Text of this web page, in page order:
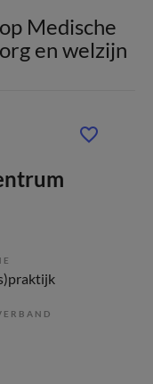
Medische
en welzijn